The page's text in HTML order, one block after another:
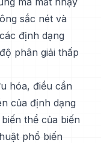
sắc nét và
định dạng
phân giải thấp
hóa, điều cần
của định dạng
thể của biến
phổ biến